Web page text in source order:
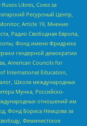
Libres, Союз за
Ресурсный Центр,
Article 19, Мнение
Радио Свободная Европа,
Фонд имени Фридриха
гендерной демократии
American Councils for
International Education,
Школа международных
Мунка, Российско-
отношений им
Фонд Бориса Немцова за
Феминистское